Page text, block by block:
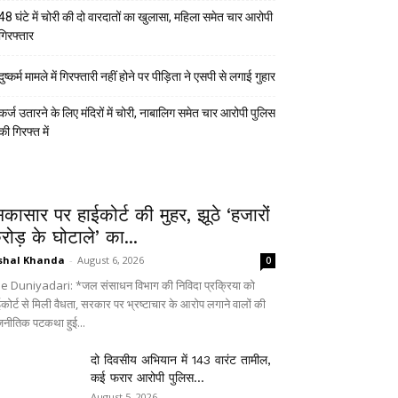
घंटे में चोरी की दो वारदातों का खुलासा, महिला समेत चार आरोपी
मामले में गिरफ्तारी नहीं होने पर पीड़िता ने एसपी से लगाई गुहार
उतारने के लिए मंदिरों में चोरी, नाबालिग समेत चार आरोपी पुलिस
गिरफ्त में
पर हाईकोर्ट की मुहर, झूठे ‘हजारों
के घोटाले’ का...
Khanda - August 6, 2026 0
Duniyadari: *जल संसाधन विभाग की निविदा प्रक्रिया को
से मिली वैधता, सरकार पर भ्रष्टाचार के आरोप लगाने वालों की
पटकथा हुई...
दो दिवसीय अभियान में 143 वारंट तामील,
कई फरार आरोपी पुलिस...